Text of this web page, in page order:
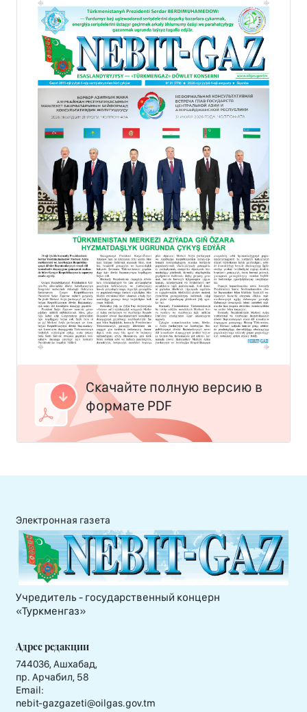
Скачайте полную версию в
формате PDF
Электронная газета
Учредитель - государственный концерн
«Туркменгаз»
Адрес редакции
744036, Ашхабад,
пр. Арчабил, 58
Email:
nebit-gazgazeti@oilgas.gov.tm